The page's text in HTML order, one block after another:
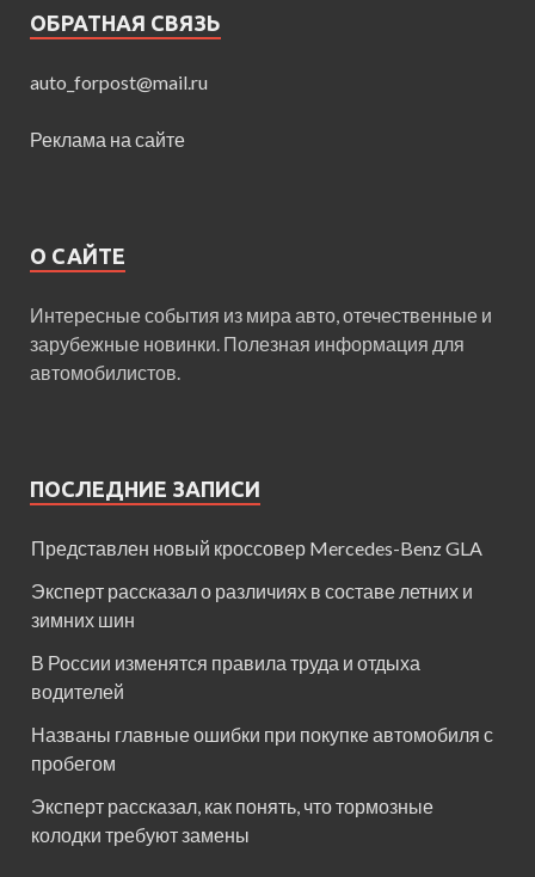
ОБРАТНАЯ СВЯЗЬ
auto_forpost@mail.ru
Реклама на сайте
О САЙТЕ
Интересные события из мира авто, отечественные и
зарубежные новинки. Полезная информация для
автомобилистов.
ПОСЛЕДНИЕ ЗАПИСИ
Представлен новый кроссовер Mercedes-Benz GLA
Эксперт рассказал о различиях в составе летних и
зимних шин
В России изменятся правила труда и отдыха
водителей
Названы главные ошибки при покупке автомобиля с
пробегом
Эксперт рассказал, как понять, что тормозные
колодки требуют замены